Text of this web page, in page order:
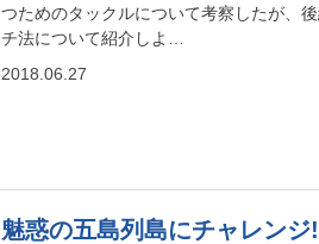
つためのタックルについて考察したが、
チ法について紹介しよ…
2018.06.27
魅惑の五島列島にチャレン